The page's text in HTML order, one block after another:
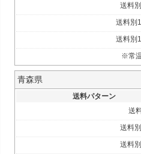
送料
送料別
送料別
※常
青森県
送料パターン
送
送料
送料